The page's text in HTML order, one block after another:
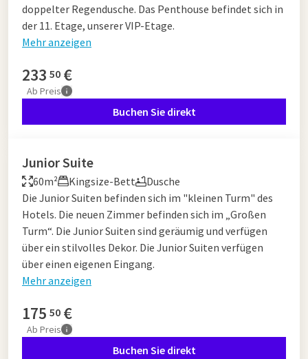
doppelter Regendusche. Das Penthouse befindet sich in
der 11. Etage, unserer VIP-Etage.
Mehr anzeigen
233 50 €
Ab Preis
Buchen Sie direkt
Junior Suite
60m² Kingsize-Bett
Dusche
Die Junior Suiten befinden sich im "kleinen Turm" des
Hotels. Die neuen Zimmer befinden sich im „Großen
Turm“. Die Junior Suiten sind geräumig und verfügen
über ein stilvolles Dekor. Die Junior Suiten verfügen
über einen eigenen Eingang.
Mehr anzeigen
175 50 €
Ab Preis
Buchen Sie direkt